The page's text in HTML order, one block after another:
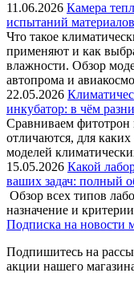
11.06.2026 Камера
испытаний материалов
Что такое
применяют и как
влажности. Обзор
автопрома и
22.05.2026
инкубатор: в чём
Сравниваем
отличаются, для
моделей
15.05.2026 Какой
ваших задач: полный
Обзор всех типов
назначение и
Подписка на новости
Подпишитесь на
акции нашего